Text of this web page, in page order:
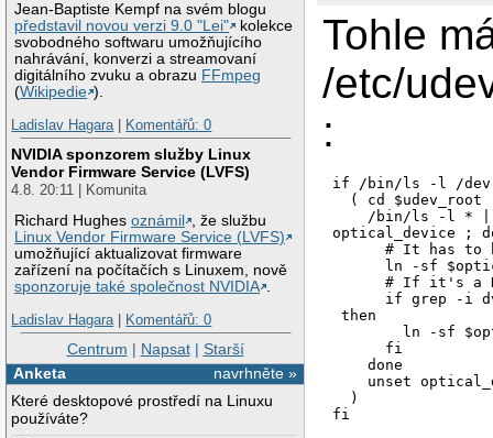
Jean-Baptiste Kempf na svém blogu
představil novou verzi 9.0 "Lei"
kolekce
svobodného softwaru umožňujícího
nahrávání, konverzi a streamovaní
digitálního zvuku a obrazu FFmpeg
(Wikipedie ).
Ladislav Hagara| Komentářů: 0
NVIDIA sponzorem služby Linux
Vendor Firmware Service (LVFS)
4.8. 20:11 | Komunita
Richard Hughesoznámil
, že službu
Linux Vendor Firmware Service (LVFS)
umožňující aktualizovat firmware
zařízení na počítačích s Linuxem, nově
sponzoruje také společnost NVIDIA .
Ladislav Hagara| Komentářů: 0
Centrum | Napsat| Starší
navrhněte »
Anketa
Které desktopové prostředí na Linuxu
používáte?
Tohle
/etc/
:
if /bin/ls -l /dev |
  ( cd $udev_root
/bin/ls -l *
optical_device ;
# It has to
ln -sf
# If it's a
if grep -i
then
ln -sf
      fi
    done
unset
  )